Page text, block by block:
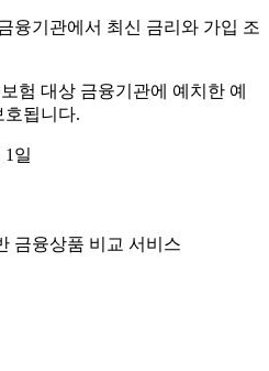
융기관에서 최신 금리와 가입 조
험 대상 금융기관에 예치한 예
호됩니다.
1일
금융상품 비교 서비스